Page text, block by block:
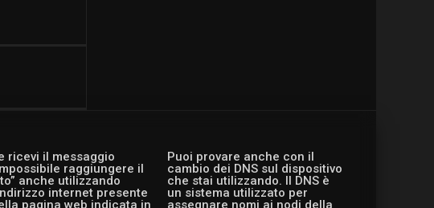
ricevi il messaggio
raggiungere il
anche utilizzando
internet presente
pagina web indicata in
Puoi provare anche con il
cambio dei DNS sul dispositivo
che stai utilizzando. Il DNS è
un sistema utilizzato per
assegnare nomi ai nodi della